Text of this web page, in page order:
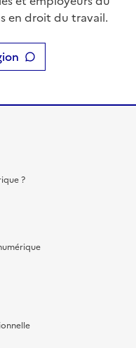
en droit du travail.
?